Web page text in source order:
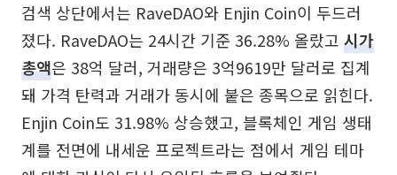
검색 상단에서는 RaveDAO와 Enjin Coin이 두드러
졌다. RaveDAO는 24시간 기준 36.28% 올랐고 시가
총액은 38억 달러, 거래량은 3억9619만 달러로 집계
돼 가격 탄력과 거래가 동시에 붙은 종목으로 읽힌다.
Enjin Coin도 31.98% 상승했고, 블록체인 게임 생태
계를 전면에 내세운 프로젝트라는 점에서 게임 테마